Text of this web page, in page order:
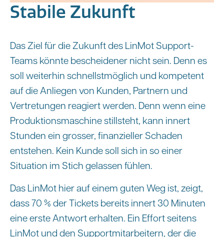
Stabile Zukunft
Das Ziel für die Zukunft des LinMot Support-
Teams könnte bescheidener nicht sein. Denn es
soll weiterhin schnellstmöglich und kompetent
auf die Anliegen von Kunden, Partnern und
Vertretungen reagiert werden. Denn wenn eine
Produktionsmaschine stillsteht, kann innert
Stunden ein grosser, finanzieller Schaden
entstehen. Kein Kunde soll sich in so einer
Situation im Stich gelassen fühlen.
Das LinMot hier auf einem guten Weg ist, zeigt,
dass 70 % der Tickets bereits innert 30 Minuten
eine erste Antwort erhalten. Ein Effort seitens
LinMot und den Supportmitarbeitern, der die